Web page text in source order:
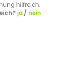
hilfreich.
ja/ nein